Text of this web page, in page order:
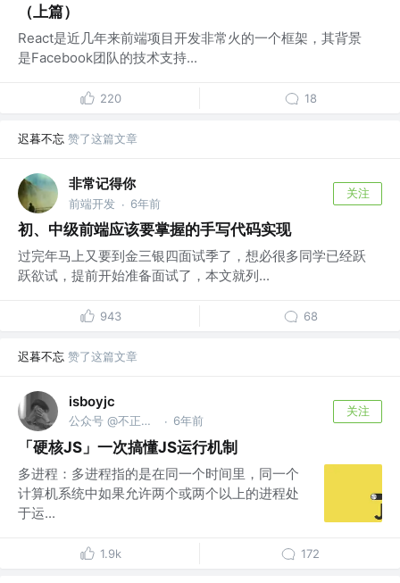
（上篇）
React是近几年来前端项目开发非常火的一个框架，其背景
是Facebook团队的技术支持...
220 18
迟暮不忘 赞了这篇文章
非常记得你
前端开发 · 6年前
关注
初、中级前端应该要掌握的手写代码实现
过完年马上又要到金三银四面试季了，想必很多同学已经跃
跃欲试，提前开始准备面试了，本文就列...
943 68
迟暮不忘 赞了这篇文章
isboyjc
公众号 @不正经的前端 · 6年前
关注
「硬核JS」一次搞懂JS运行机制
多进程：多进程指的是在同一个时间里，同一个
计算机系统中如果允许两个或两个以上的进程处
于运...
1.9k 172